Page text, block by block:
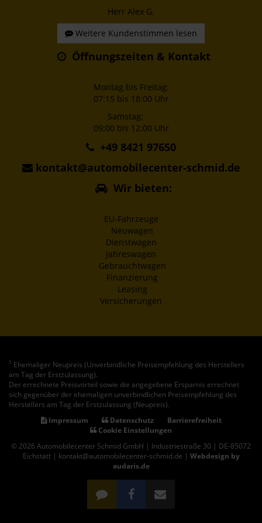
Herr Alex G.
Weitere Kundenstimmen lesen
Öffnungszeiten & Kontakt
Montag bis Freitag:
07:15 bis 18:00 Uhr
Samstag:
09:00 bis 12:00 Uhr
+49 8421 97650
kontakt@automobilecenter-schmid.de
Wir bieten:
EU-Fahrzeuge
Neuwagen
Dienstwagen
Jahreswagen
Gebrauchtwagen
Finanzierung
Leasing
Versicherungen
1 Ehemaliger Neupreis (Unverbindliche Preisempfehlung des Herstellers
am Tag der Erstzulassung).
Der errechnete Preisvorteil sowie die angegebene Ersparnis errechnet
sich gegenüber der ehemaligen unverbindlichen Preisempfehlung des
Herstellers am Tag der Erstzulassung (Neupreis).
Impressum
Datenschutz
Barrierefreiheit
Cookie Einstellungen
© 2026 Automobilecenter Schmid GmbH | Industriestraße 30 | DE-85072
Eichstätt | kontakt@automobilecenter-schmid.de | Webdesign by
audaris.de